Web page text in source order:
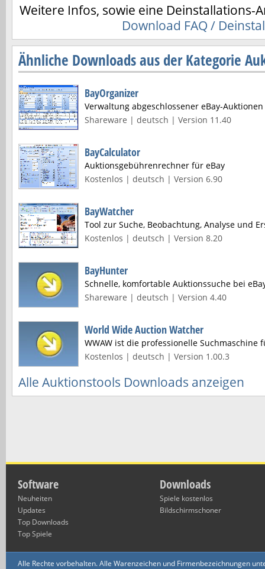
Weitere Infos, sowie eine Deinstallations-
Download FAQ /
Ähnliche Downloads aus der Kategorie
BayOrganizer
Verwaltung abgeschlossener eBay-Auktionen
Shareware | deutsch | Version 11.40
BayCalculator
Auktionsgebührenrechner für eBay
Kostenlos | deutsch | Version 6.90
BayWatcher
Tool zur Suche, Beobachtung, Analyse und
Kostenlos | deutsch | Version 8.20
BayHunter
Schnelle, komfortable Auktionssuche bei
Shareware | deutsch | Version 4.40
World Wide Auction Watcher
WWAW ist die professionelle
Kostenlos | deutsch | Version 1.00.3
Alle Auktionstools Downloads anzeigen
Software
Neuheiten
Updates
Top Downloads
Top Spiele
Downloads
Spiele kostenlos
Bildschirmschoner
Alle Rechte vorbehalten. Alle Warenzeichen und Firmenbezeichnungen